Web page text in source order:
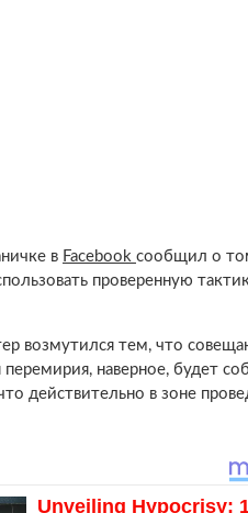
в Facebook сообщил о
проверенную
возмутился тем, что
наверное, будет
действительно в зоне